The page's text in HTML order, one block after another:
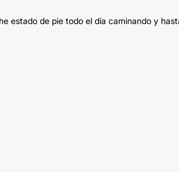
estado de pie todo el día caminando y